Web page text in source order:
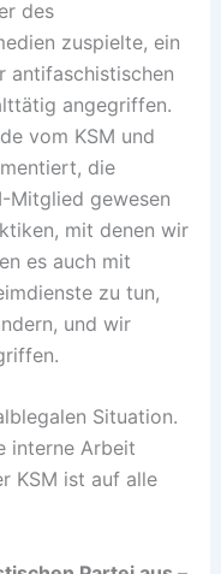
des
zuspielte, ein
antifaschistischen
angegriffen.
vom KSM und
die
Mitglied gewesen
mit denen wir
es auch mit
zu tun,
und wir
Situation.
interne Arbeit
KSM ist auf alle